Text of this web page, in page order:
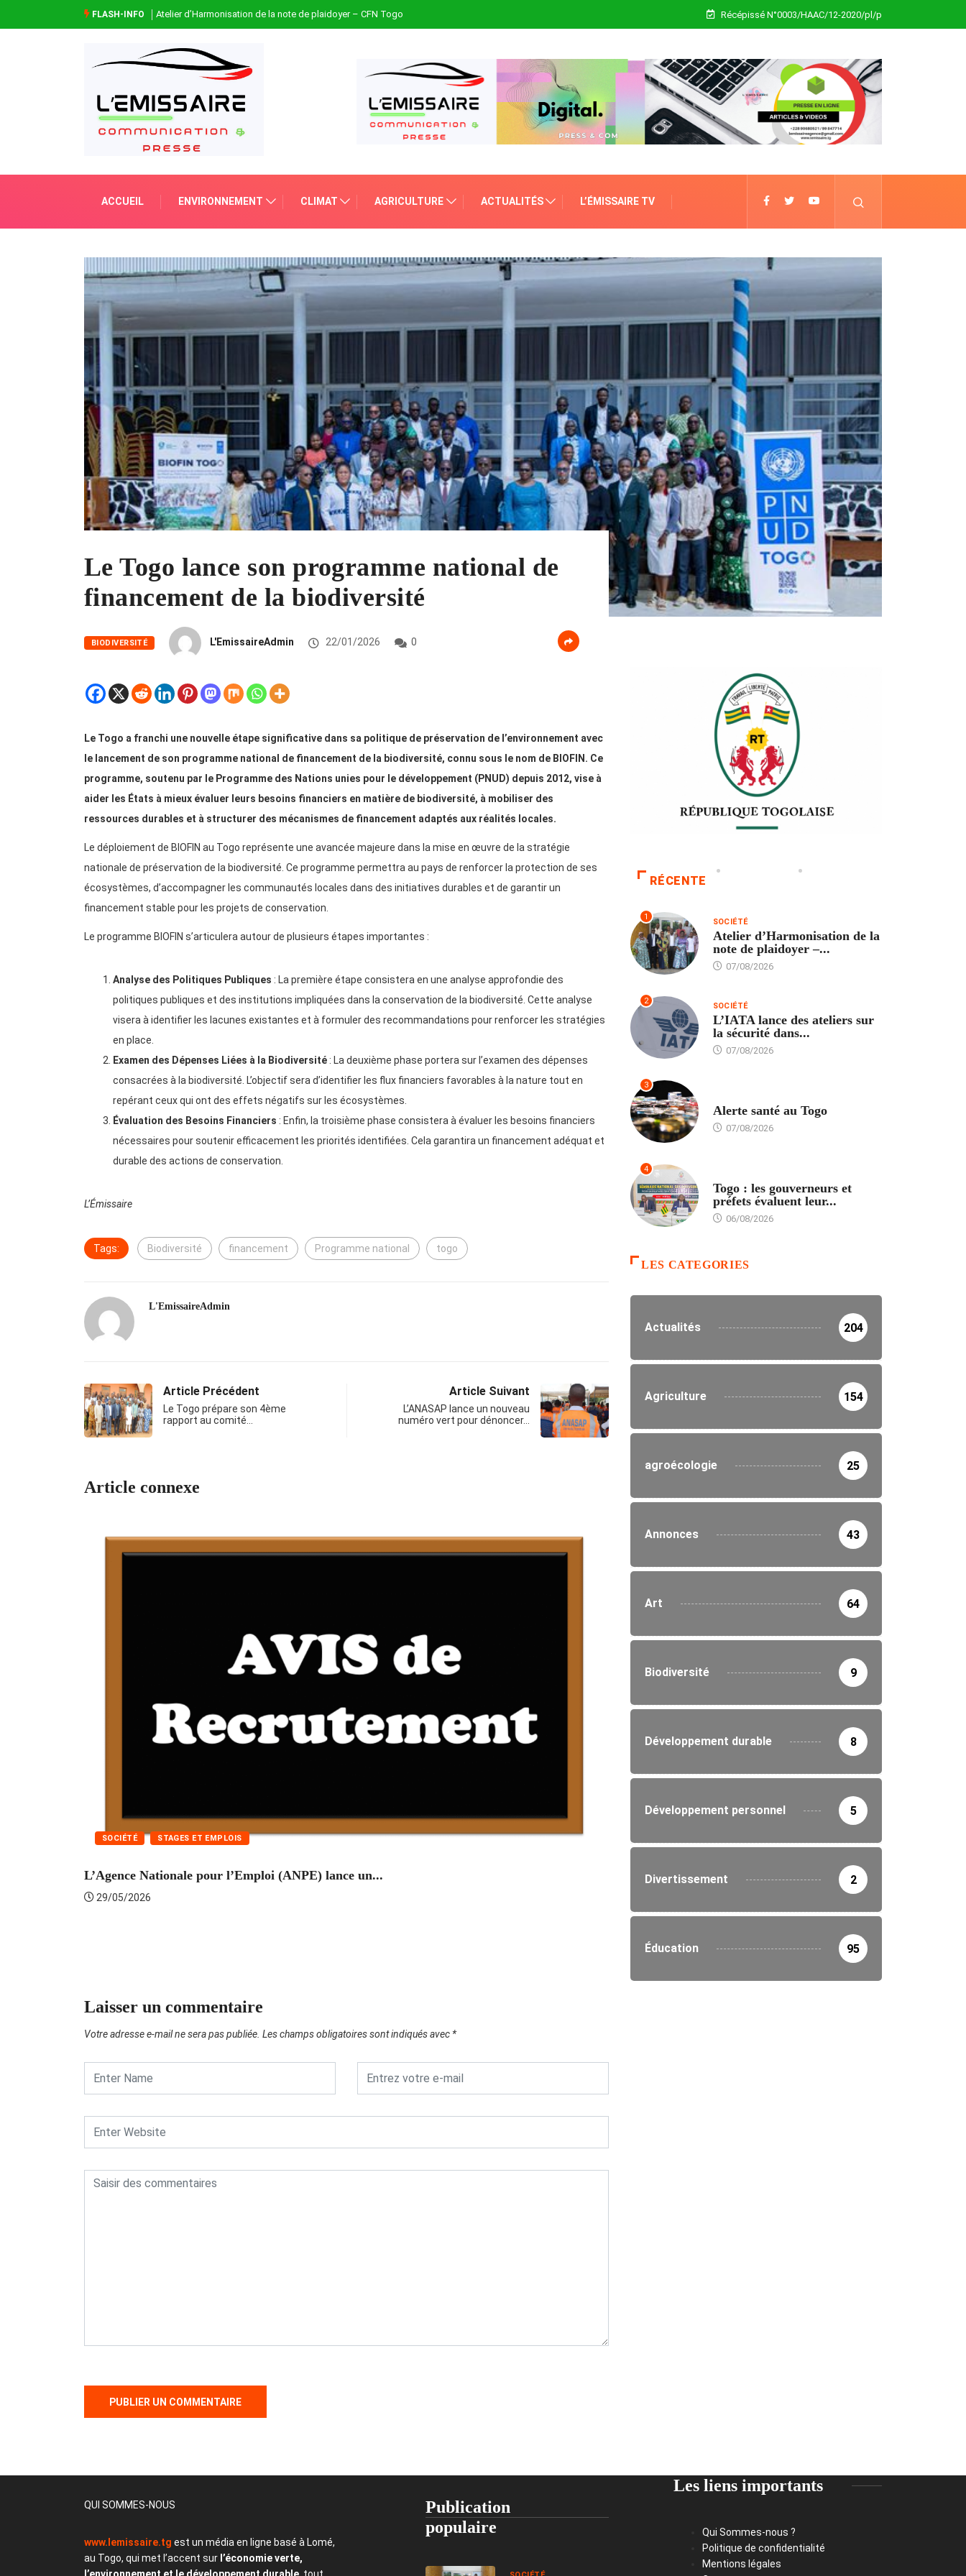
FLASH-INFO Atelier d’Harmonisation de la note de plaidoyer – CFN Togo Récépissé N°0003/HAAC/12-2020/pl/p
ACCUEIL ENVIRONNEMENT CLIMAT AGRICULTURE ACTUALITÉS L’ÉMISSAIRE TV
Le Togo lance son programme national de
financement de la biodiversité
BIODIVERSITÉ L'EmissaireAdmin 22/01/2026 0
Le Togo a franchi une nouvelle étape significative dans sa politique de préservation de l’environnement avec
le lancement de son programme national de financement de la biodiversité, connu sous le nom de BIOFIN. Ce
programme, soutenu par le Programme des Nations unies pour le développement (PNUD) depuis 2012, vise à
aider les États à mieux évaluer leurs besoins financiers en matière de biodiversité, à mobiliser des
ressources durables et à structurer des mécanismes de financement adaptés aux réalités locales.
Le déploiement de BIOFIN au Togo représente une avancée majeure dans la mise en œuvre de la stratégie
nationale de préservation de la biodiversité. Ce programme permettra au pays de renforcer la protection de ses
écosystèmes, d’accompagner les communautés locales dans des initiatives durables et de garantir un
financement stable pour les projets de conservation.
Le programme BIOFIN s’articulera autour de plusieurs étapes importantes :
Analyse des Politiques Publiques : La première étape consistera en une analyse approfondie des
politiques publiques et des institutions impliquées dans la conservation de la biodiversité. Cette analyse
visera à identifier les lacunes existantes et à formuler des recommandations pour renforcer les stratégies
en place.
Examen des Dépenses Liées à la Biodiversité : La deuxième phase portera sur l’examen des dépenses
consacrées à la biodiversité. L’objectif sera d’identifier les flux financiers favorables à la nature tout en
repérant ceux qui ont des effets négatifs sur les écosystèmes.
Évaluation des Besoins Financiers : Enfin, la troisième phase consistera à évaluer les besoins financiers
nécessaires pour soutenir efficacement les priorités identifiées. Cela garantira un financement adéquat et
durable des actions de conservation.
L’Émissaire
Tags: Biodiversité financement Programme national togo
L'EmissaireAdmin
Article Précédent
Le Togo prépare son 4ème
rapport au comité…
Article Suivant
L’ANASAP lance un nouveau
numéro vert pour dénoncer…
Article connexe
SOCIÉTÉ STAGES ET EMPLOIS
L’Agence Nationale pour l’Emploi (ANPE) lance un...
29/05/2026
ENVIRONNEMENT
Campagne nationale de reboisement au Togo :...
29/05/2026
Laisser un commentaire
Votre adresse e-mail ne sera pas publiée. Les champs obligatoires sont indiqués avec *
RÉCENTE
1 SOCIÉTÉ
Atelier d’Harmonisation de la
note de plaidoyer –...
07/08/2026
2 SOCIÉTÉ
L’IATA lance des ateliers sur
la sécurité dans...
07/08/2026
3
Alerte santé au Togo
07/08/2026
4
Togo : les gouverneurs et
préfets évaluent leur...
06/08/2026
LES CATEGORIES
Actualités 204
Agriculture 154
agroécologie 25
Annonces 43
Art 64
Biodiversité 9
Développement durable 8
Développement personnel 5
Divertissement 2
Éducation 95
QUI SOMMES-NOUS
www.lemissaire.tg est un média en ligne basé à Lomé,
au Togo, qui met l’accent sur l’économie verte,
Publication
populaire
Les liens importants
Qui Sommes-nous ?
Politique de confidentialité
Mentions légales